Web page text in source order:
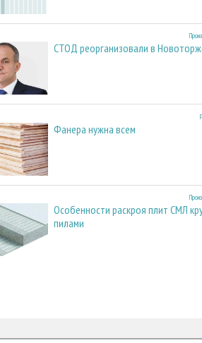
СТОД реорганизовали в
Фанера нужна всем
Особенности раскроя плит СМЛ
пилами